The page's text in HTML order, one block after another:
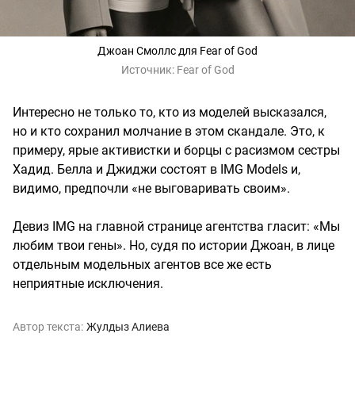
Джоан Смоллс для Fear of God
Источник: Fear of God
Интересно не только то, кто из моделей высказался,
но и кто сохранил молчание в этом скандале. Это, к
примеру, ярые активистки и борцы с расизмом сестры
Хадид. Белла и Джиджи состоят в IMG Models и,
видимо, предпочли «не выговаривать своим».
Девиз IMG на главной странице агентства гласит: «Мы
любим твои гены». Но, судя по истории Джоан, в лице
отдельным модельных агентов все же есть
неприятные исключения.
Автор текста: Жулдыз Алиева